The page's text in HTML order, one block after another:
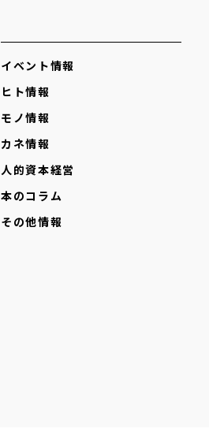
イベント情報
ヒト情報
モノ情報
カネ情報
人的資本経営
本のコラム
その他情報